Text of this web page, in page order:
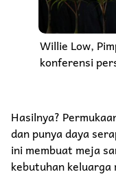
Willie Low,
konferensi
Hasilnya?
dan punya daya
ini membuat meja
kebutuhan keluarga